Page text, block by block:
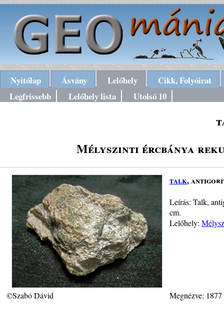
Nyitólap Ásvány Lelőhely
Cikk, Folyóirat
Legfrissebb
Lelőhely lista Utolsó 10
Mélyszinti ércbánya
talk,
Leírás: Talk,
cm.
Lelőhely:
©Szabó Dávid Megnézve: